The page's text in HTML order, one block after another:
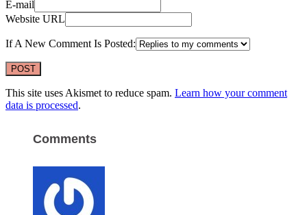
E-mail
Website URL
If A New Comment Is Posted:
This site uses Akismet to reduce spam. Learn how your comment
data is processed.
Comments